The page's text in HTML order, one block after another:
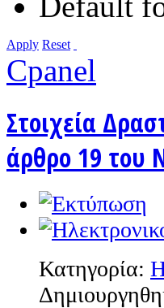
Apply Reset
Cpanel
Στοιχεία
άρθρο 19 του
Κατηγορία: